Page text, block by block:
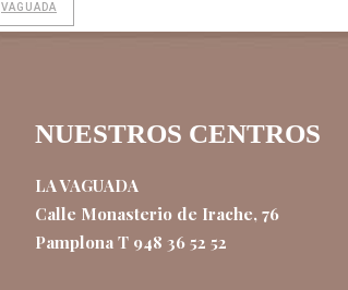
VAGUADA
NUESTROS CENTROS
LA VAGUADA
Calle Monasterio de Irache, 76
Pamplona T 948 36 52 52